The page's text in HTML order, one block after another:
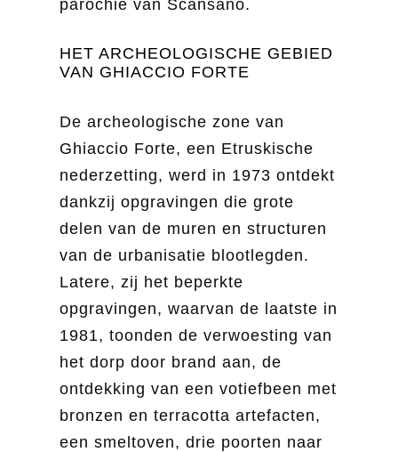
parochie van Scansano.
HET ARCHEOLOGISCHE GEBIED
VAN GHIACCIO FORTE
De archeologische zone van
Ghiaccio Forte, een Etruskische
nederzetting, werd in 1973 ontdekt
dankzij opgravingen die grote
delen van de muren en structuren
van de urbanisatie blootlegden.
Latere, zij het beperkte
opgravingen, waarvan de laatste in
1981, toonden de verwoesting van
het dorp door brand aan, de
ontdekking van een votiefbeen met
bronzen en terracotta artefacten,
een smeltoven, drie poorten naar